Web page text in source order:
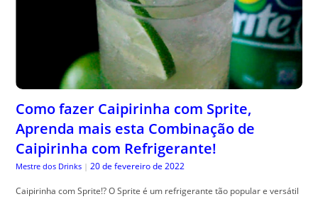
Como fazer Caipirinha com Sprite,
Aprenda mais esta Combinação de
Caipirinha com Refrigerante!
Mestre dos Drinks | 20 de fevereiro de 2022
Caipirinha com Sprite!? O Sprite é um refrigerante tão popular e versátil